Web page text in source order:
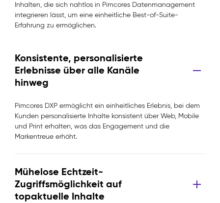
Inhalten, die sich nahtlos in Pimcores Datenmanagement
integrieren lässt, um eine einheitliche Best-of-Suite-
Erfahrung zu ermöglichen.
Konsistente, personalisierte
Erlebnisse über alle Kanäle
hinweg
Pimcores DXP ermöglicht ein einheitliches Erlebnis, bei dem
Kunden personalisierte Inhalte konsistent über Web, Mobile
und Print erhalten, was das Engagement und die
Markentreue erhöht.
Mühelose Echtzeit-
Zugriffsmöglichkeit auf
topaktuelle Inhalte